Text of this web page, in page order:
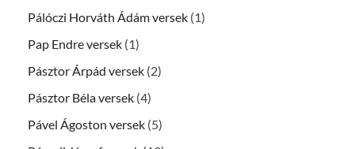
Pálóczi Horváth Ádám versek (1)
Pap Endre versek (1)
Pásztor Árpád versek (2)
Pásztor Béla versek (4)
Pável Ágoston versek (5)